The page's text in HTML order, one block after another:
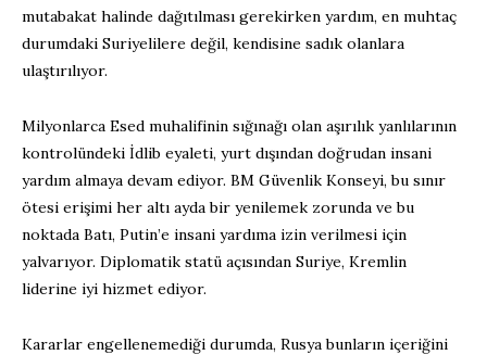
mutabakat halinde dağıtılması gerekirken yardım, en muhtaç
durumdaki Suriyelilere değil, kendisine sadık olanlara
ulaştırılıyor.
Milyonlarca Esed muhalifinin sığınağı olan aşırılık yanlılarının
kontrolündeki İdlib eyaleti, yurt dışından doğrudan insani
yardım almaya devam ediyor. BM Güvenlik Konseyi, bu sınır
ötesi erişimi her altı ayda bir yenilemek zorunda ve bu
noktada Batı, Putin’e insani yardıma izin verilmesi için
yalvarıyor. Diplomatik statü açısından Suriye, Kremlin
liderine iyi hizmet ediyor.
Kararlar engellenemediği durumda, Rusya bunların içeriğini